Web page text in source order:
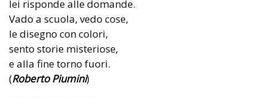
lei risponde alle domande.
Vado a scuola, vedo cose,
le disegno con colori,
sento storie misteriose,
e alla fine torno fuori.
(Roberto Piumini)